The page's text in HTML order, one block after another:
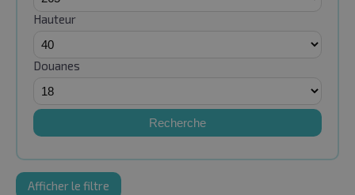
Hauteur
Douanes
Recherche
Afficher le filtre